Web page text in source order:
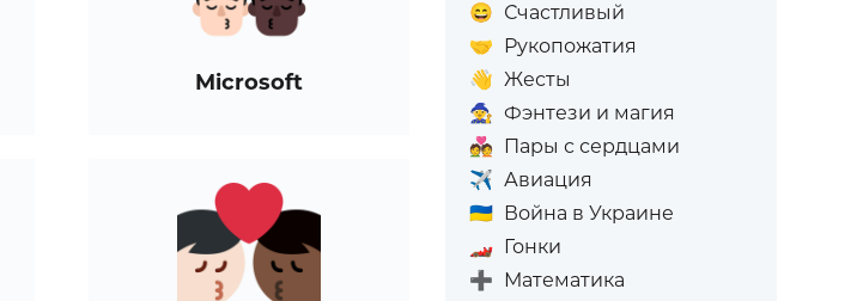
Microsoft
😄 Счастливый
🤝 Рукопожатия
👋 Жесты
🧙 Фэнтези и магия
💑 Пары с сердцами
✈️ Авиация
🇺🇦 Война в Украине
🏎️ Гонки
➕ Математика